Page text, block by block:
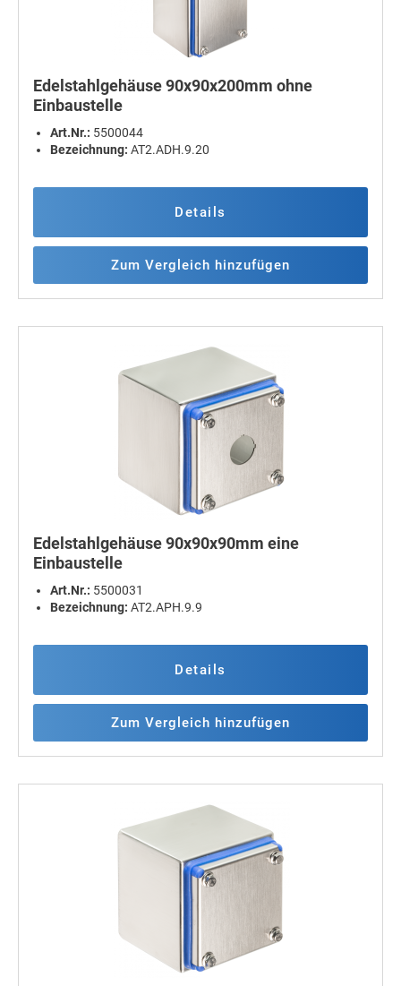
Edelstahlgehäuse 90x90x200mm ohne
Einbaustelle
Art.Nr.: 5500044
Bezeichnung: AT2.ADH.9.20
Details
Zum Vergleich hinzufügen
Edelstahlgehäuse 90x90x90mm eine
Einbaustelle
Art.Nr.: 5500031
Bezeichnung: AT2.APH.9.9
Details
Zum Vergleich hinzufügen